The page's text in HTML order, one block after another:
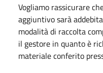
Vogliamo rassicurare
aggiuntivo sarà
modalità di raccolta
il gestore in quanto è
materiale conferito